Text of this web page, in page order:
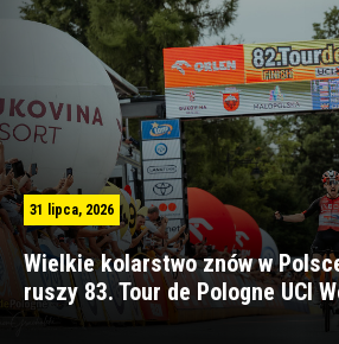
31 lipca, 2026
Wielkie kolarstwo znów w
ruszy 83. Tour de Pologne UCI